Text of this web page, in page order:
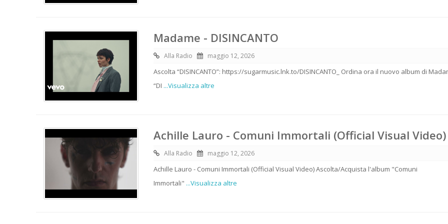
Madame - DISINCANTO
Alla Radio maggio 12, 2026
Ascolta “DISINCANTO”: https://sugarmusic.lnk.to/DISINCANTO_ Ordina ora il nuovo album di
“DI ...Visualizza altre
Achille Lauro - Comuni Immortali (Official Visual Video)
Alla Radio maggio 12, 2026
Achille Lauro - Comuni Immortali (Official Visual Video) Ascolta/Acquista l'album "Comuni
Immortali" ...Visualizza altre